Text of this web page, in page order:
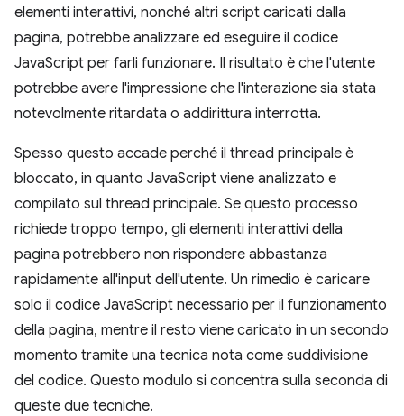
elementi interattivi, nonché altri script caricati dalla
pagina, potrebbe analizzare ed eseguire il codice
JavaScript per farli funzionare. Il risultato è che l'utente
potrebbe avere l'impressione che l'interazione sia stata
notevolmente ritardata o addirittura interrotta.
Spesso questo accade perché il thread principale è
bloccato, in quanto JavaScript viene analizzato e
compilato sul thread principale. Se questo processo
richiede troppo tempo, gli elementi interattivi della
pagina potrebbero non rispondere abbastanza
rapidamente all'input dell'utente. Un rimedio è caricare
solo il codice JavaScript necessario per il funzionamento
della pagina, mentre il resto viene caricato in un secondo
momento tramite una tecnica nota come suddivisione
del codice. Questo modulo si concentra sulla seconda di
queste due tecniche.